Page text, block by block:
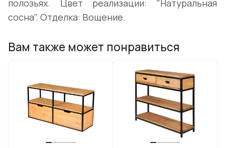
полозьях. Цвет реализации: "Натуральная
сосна". Отделка: Вощение.
Вам также может понравиться